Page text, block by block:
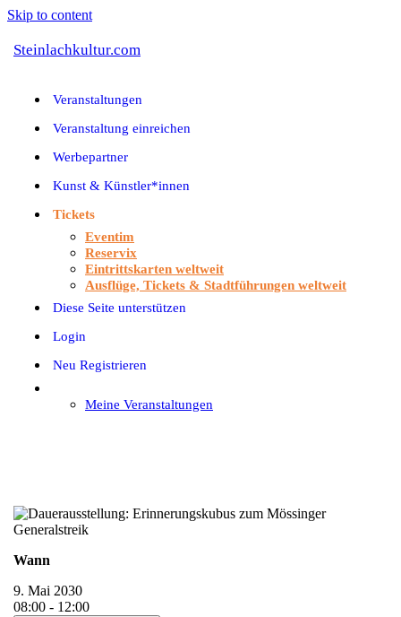
Skip to content
Steinlachkultur.com
Veranstaltungen
Veranstaltung einreichen
Werbepartner
Kunst & Künstler*innen
Tickets
Eventim
Reservix
Eintrittskarten weltweit
Ausflüge, Tickets & Stadtführungen weltweit
Diese Seite unterstützen
Login
Neu Registrieren
Meine Veranstaltungen
Wann
9. Mai 2030
08:00 - 12:00